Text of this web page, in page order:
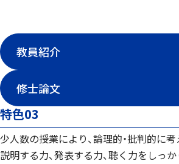
教員紹介
修士論文
特色03
少人数の授業により、論理的・批判的に考
説明する力、発表する力、聴く力をしっか